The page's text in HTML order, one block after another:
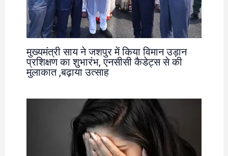
मुख्यमंत्री साय ने जशपुर में किया विमान उड़ान
प्रशिक्षण का शुभारंभ, एनसीसी कैडेट्स से की
मुलाकात ,बढ़ाया उत्साह